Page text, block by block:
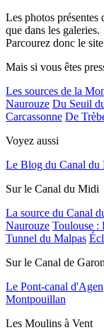
Les photos présentes
que dans les galeries.
Parcourez donc le
Mais si vous êtes
Les sources de la
Naurouze Du Seuil
Carcassonne De
Voyez aussi
Le Blog du Canal du
Sur le Canal du Midi
La source du Canal
Naurouze Toulouse :
Tunnel du Malpas
Sur le Canal de
Le Pont-canal d'Agen
Montpouillan
Les Moulins à Vent